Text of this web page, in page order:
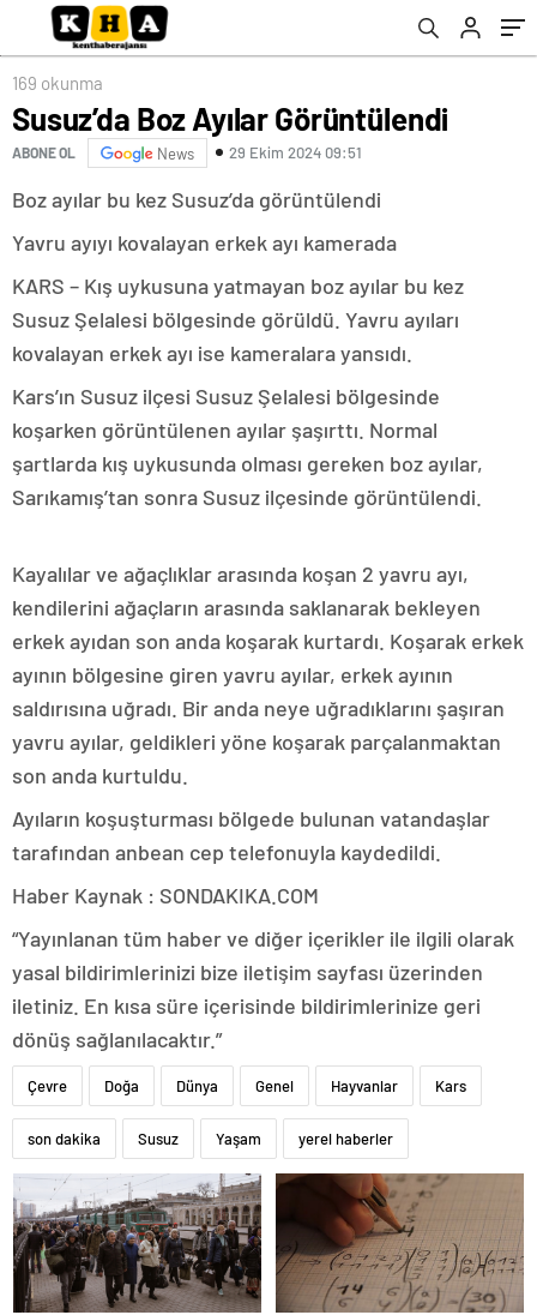
169 okunma
Susuz’da Boz Ayılar Görüntülendi
ABONE OL News 29 Ekim 2024 09:51
Boz ayılar bu kez Susuz’da görüntülendi
Yavru ayıyı kovalayan erkek ayı kamerada
KARS – Kış uykusuna yatmayan boz ayılar bu kez
Susuz Şelalesi bölgesinde görüldü. Yavru ayıları
kovalayan erkek ayı ise kameralara yansıdı.
Kars’ın Susuz ilçesi Susuz Şelalesi bölgesinde
koşarken görüntülenen ayılar şaşırttı. Normal
şartlarda kış uykusunda olması gereken boz ayılar,
Sarıkamış’tan sonra Susuz ilçesinde görüntülendi.
Kayalılar ve ağaçlıklar arasında koşan 2 yavru ayı,
kendilerini ağaçların arasında saklanarak bekleyen
erkek ayıdan son anda koşarak kurtardı. Koşarak erkek
ayının bölgesine giren yavru ayılar, erkek ayının
saldırısına uğradı. Bir anda neye uğradıklarını şaşıran
yavru ayılar, geldikleri yöne koşarak parçalanmaktan
son anda kurtuldu.
Ayıların koşuşturması bölgede bulunan vatandaşlar
tarafından anbean cep telefonuyla kaydedildi.
Haber Kaynak : SONDAKIKA.COM
“Yayınlanan tüm haber ve diğer içerikler ile ilgili olarak
yasal bildirimlerinizi bize iletişim sayfası üzerinden
iletiniz. En kısa süre içerisinde bildirimlerinize geri
dönüş sağlanılacaktır.”
Çevre Doğa Dünya Genel Hayvanlar Kars
son dakika Susuz Yaşam yerel haberler